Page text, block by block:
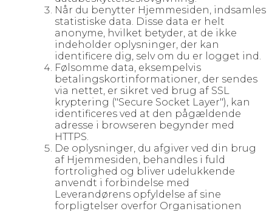
Når du benytter Hjemmesiden, indsamles
statistiske data. Disse data er helt
anonyme, hvilket betyder, at de ikke
indeholder oplysninger, der kan
identificere dig, selv om du er logget ind.
Følsomme data, eksempelvis
betalingskortinformationer, der sendes
via nettet, er sikret ved brug af SSL
kryptering ("Secure Socket Layer"), kan
identificeres ved at den pågældende
adresse i browseren begynder med
HTTPS.
De oplysninger, du afgiver ved din brug
af Hjemmesiden, behandles i fuld
fortrolighed og bliver udelukkende
anvendt i forbindelse med
Leverandørens opfyldelse af sine
forpligtelser overfor Organisationen